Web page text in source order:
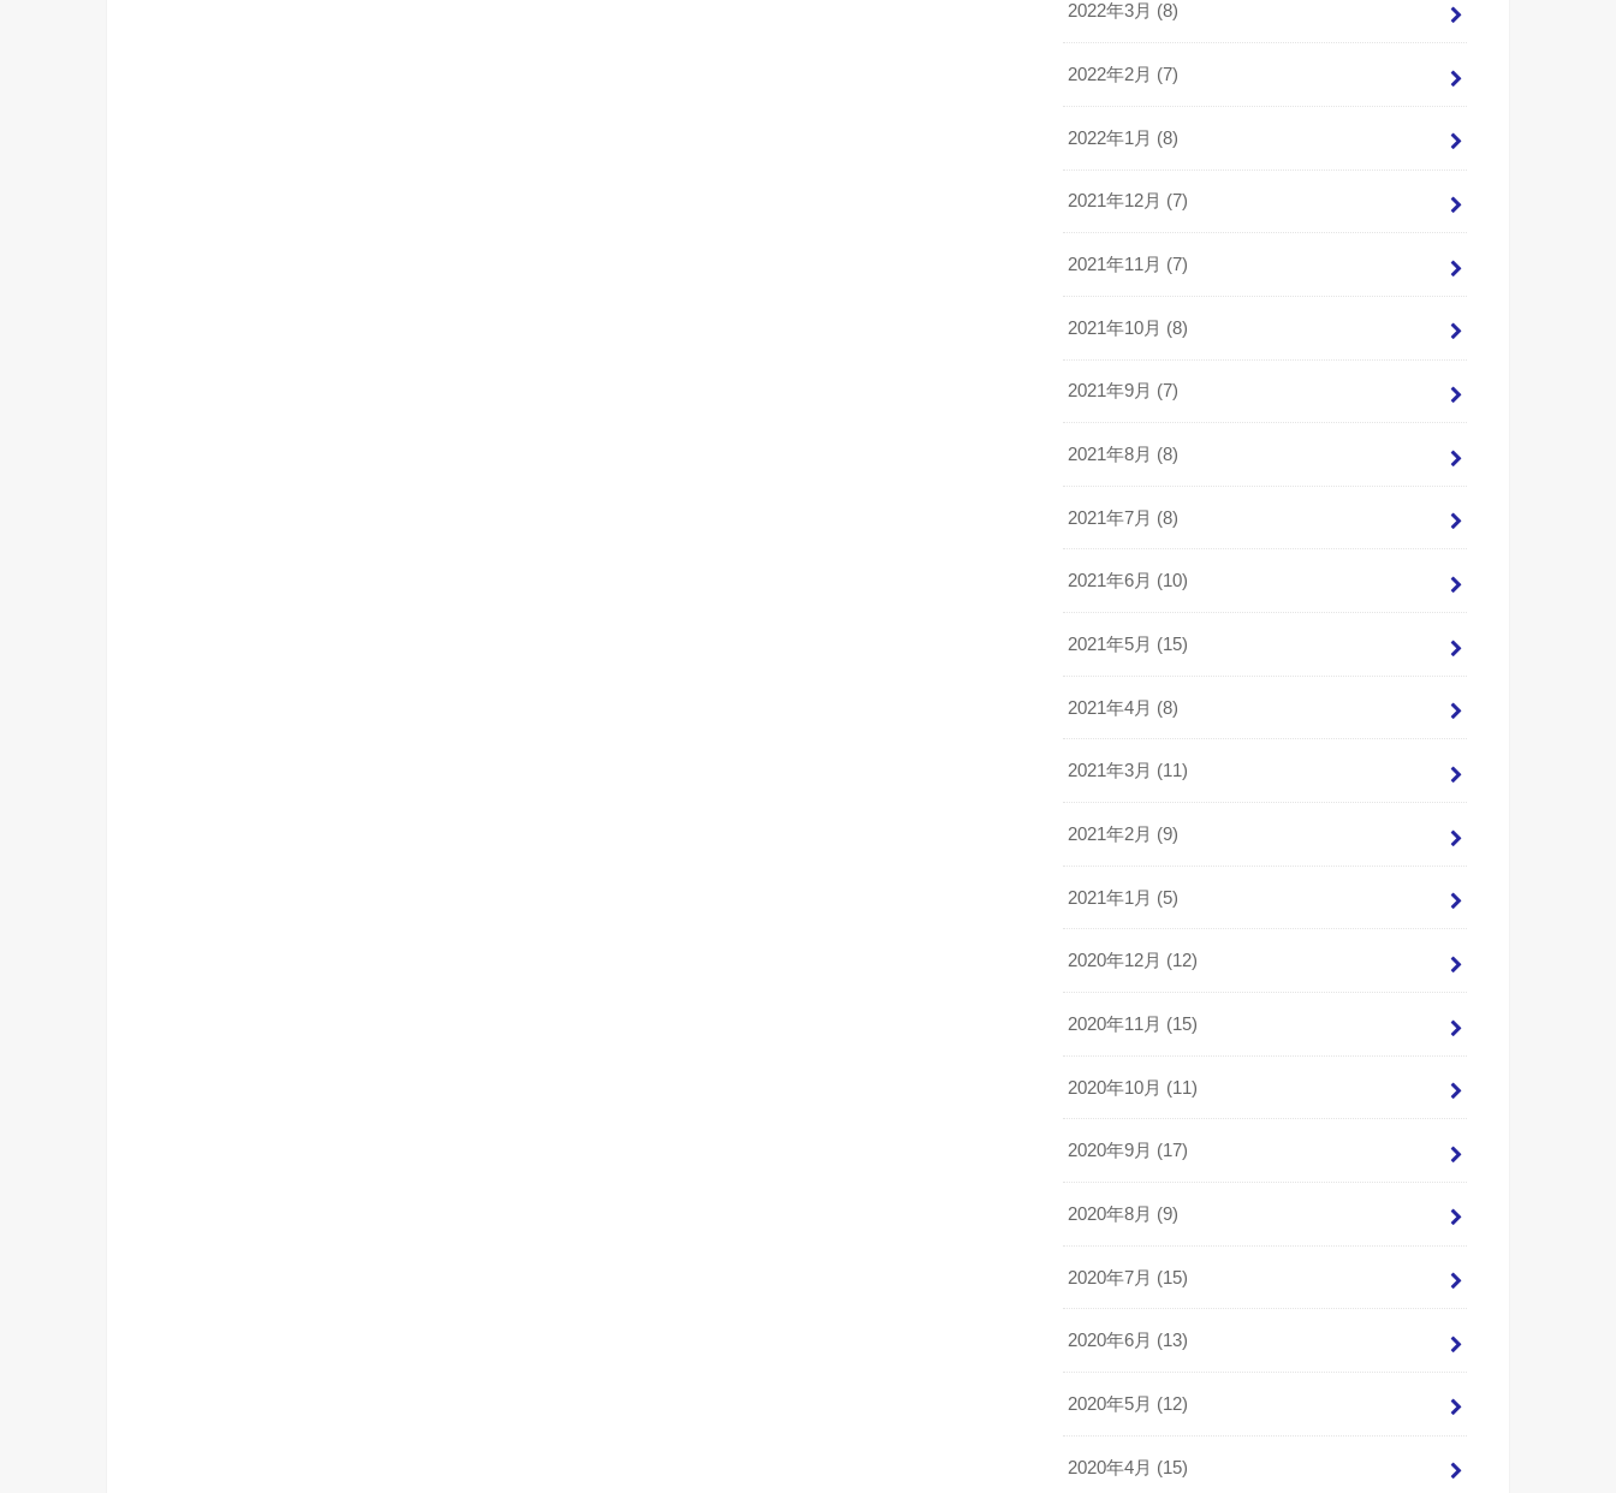
2022年3月 (8)
2022年2月 (7)
2022年1月 (8)
2021年12月 (7)
2021年11月 (7)
2021年10月 (8)
2021年9月 (7)
2021年8月 (8)
2021年7月 (8)
2021年6月 (10)
2021年5月 (15)
2021年4月 (8)
2021年3月 (11)
2021年2月 (9)
2021年1月 (5)
2020年12月 (12)
2020年11月 (15)
2020年10月 (11)
2020年9月 (17)
2020年8月 (9)
2020年7月 (15)
2020年6月 (13)
2020年5月 (12)
2020年4月 (15)